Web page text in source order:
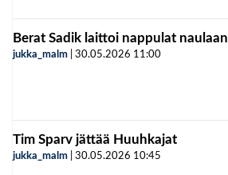
Berat Sadik laittoi nappulat naulaan
jukka_malm 30.05.2026 11:00
Tim Sparv jättää Huuhkajat
jukka_malm 30.05.2026 10:45